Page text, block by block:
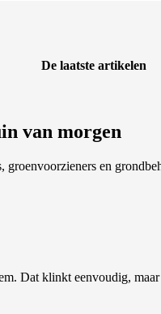
De laatste artikelen
van morgen
en
Dat klinkt eenvoudig,